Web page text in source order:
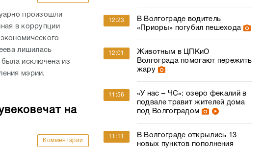
произошли
в коррупции
лишилась
исключена из
мэрии.
на
Комментарии
12:23
В Волгограде водитель
«Приоры» погубил пешехода
12:01
Животным в ЦПКиО
Волгограда помогают пережить
жару
11:56
«У нас – ЧС»: озеро фекалий в
подвале травит жителей дома
под Волгоградом
11:11
В Волгограде открылись 13
новых пунктов пополнения